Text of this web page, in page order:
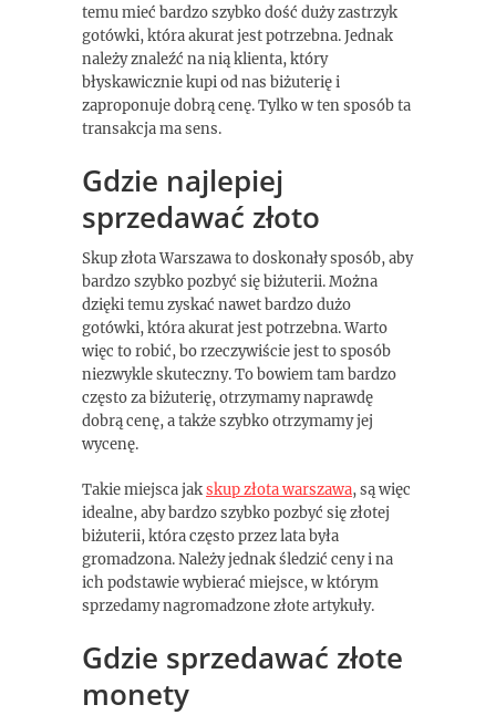
temu mieć bardzo szybko dość duży zastrzyk
gotówki, która akurat jest potrzebna. Jednak
należy znaleźć na nią klienta, który
błyskawicznie kupi od nas biżuterię i
zaproponuje dobrą cenę. Tylko w ten sposób ta
transakcja ma sens.
Gdzie najlepiej
sprzedawać złoto
Skup złota Warszawa to doskonały sposób, aby
bardzo szybko pozbyć się biżuterii. Można
dzięki temu zyskać nawet bardzo dużo
gotówki, która akurat jest potrzebna. Warto
więc to robić, bo rzeczywiście jest to sposób
niezwykle skuteczny. To bowiem tam bardzo
często za biżuterię, otrzymamy naprawdę
dobrą cenę, a także szybko otrzymamy jej
wycenę.
Takie miejsca jakskup złota warszawa, są więc
idealne, aby bardzo szybko pozbyć się złotej
biżuterii, która często przez lata była
gromadzona. Należy jednak śledzić ceny i na
ich podstawie wybierać miejsce, w którym
sprzedamy nagromadzone złote artykuły.
Gdzie sprzedawać złote
monety